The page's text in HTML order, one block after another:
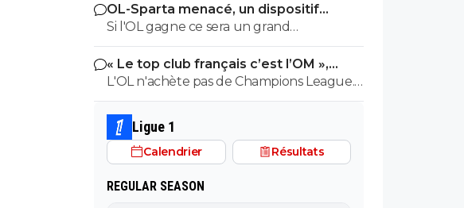
OL-Sparta menacé, un dispositif
énorme mis en place
Si l'OL gagne ce sera un grand
soulagement vu le sabotage incroyable
du farfelu sans froc Fonseca au match
allé. Si on perd ce sera aussi une grande
victoire et une énorme délivrance avec
un possible licenciement de ce clown.
« Le top club français c’est l’OM »,
Adidas bouscule le PSG
L'OL n'achète pas de Champions League.
^^ Au moins... l'OM a un point commun
avec le PSG. Mdr Adidas ne se trompe pas
avec l'OL qui est une valeur sûre...
contrairement à l'OM. ^^
Ligue 1
Calendrier Résultats
REGULAR SEASON